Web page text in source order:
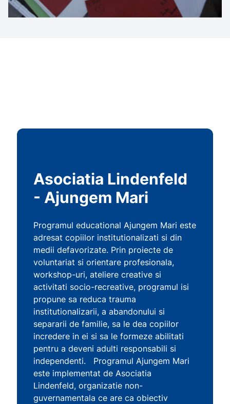
Asociatia Lindenfeld
- Ajungem Mari
Programul educational Ajungem Mari este
adresat copiilor institutionalizati si din
medii defavorizate. Prin proiecte de
voluntariat si orientare profesionala,
workshop-uri, ateliere creative si
activitati socio-recreative, programul isi
propune sa reduca trauma
institutionalizarii, a abandonului si
separarii de familie, sa le dea copiilor
incredere in ei si sa le formeze abilitati
pentru a deveni adulti responsabili si
independenti. Programul Ajungem Mari
este implementat de Asociatia
Lindenfeld, organizatie non-
guvernamentala ce are ca obiectiv